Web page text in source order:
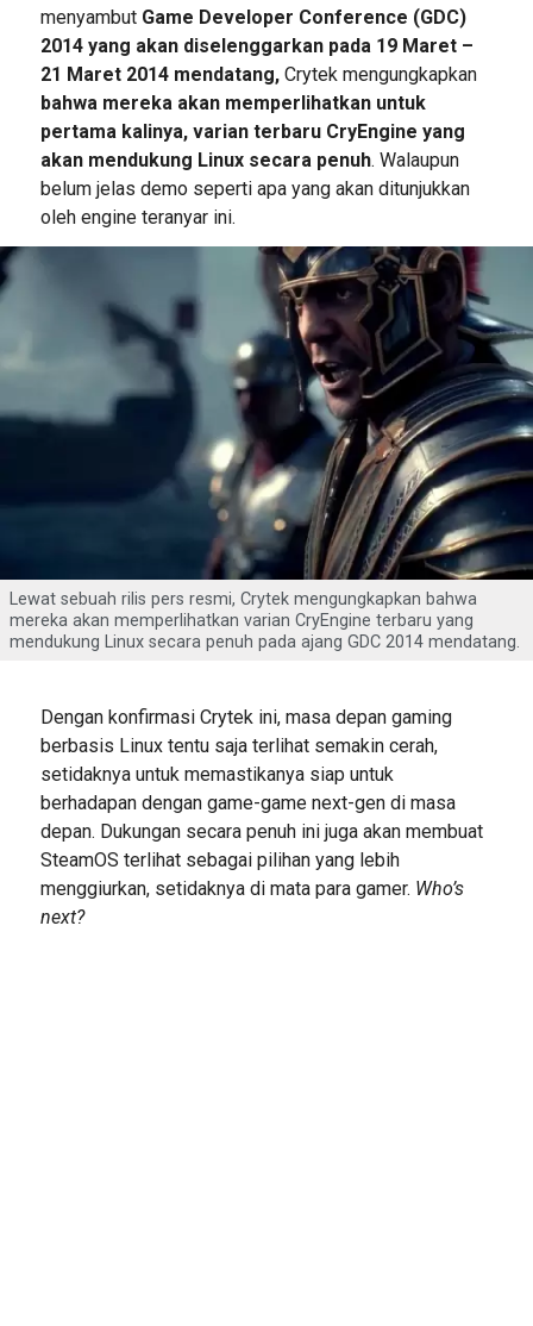
menyambut Game Developer Conference (GDC)
2014 yang akan diselenggarkan pada 19 Maret –
21 Maret 2014 mendatang,Crytek mengungkapkan
bahwa mereka akan memperlihatkan untuk
pertama kalinya, varian terbaru CryEngine yang
akan mendukung Linux secara penuh. Walaupun
belum jelas demo seperti apa yang akan ditunjukkan
oleh engine teranyar ini.
Lewat sebuah rilis pers resmi, Crytek mengungkapkan bahwa
mereka akan memperlihatkan varian CryEngine terbaru yang
mendukung Linux secara penuh pada ajang GDC 2014 mendatang.
Dengan konfirmasi Crytek ini, masa depan gaming
berbasis Linux tentu saja terlihat semakin cerah,
setidaknya untuk memastikanya siap untuk
berhadapan dengan game-game next-gen di masa
depan. Dukungan secara penuh ini juga akan membuat
SteamOS terlihat sebagai pilihan yang lebih
menggiurkan, setidaknya di mata para gamer. Who’s
next?